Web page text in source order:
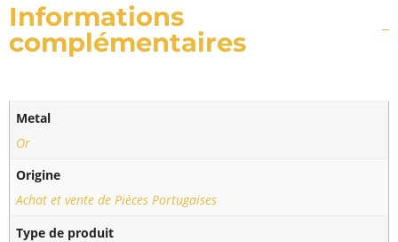
Informations
complémentaires
Metal
Or
Origine
Achat et vente de Pièces Portugaises
Type de produit